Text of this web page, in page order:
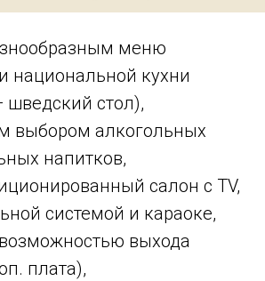
меню
национальной кухни
шведский стол),
выбором алкогольных
напитков,
салон с TV,
системой и караоке,
выхода
плата),